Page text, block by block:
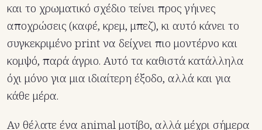
και το χρωματικό σχέδιο τείνει προς γήινες
αποχρώσεις (καφέ, κρεμ, μπεζ), κι αυτό κάνει το
συγκεκριμένο print να δείχνει πιο μοντέρνο και
κομψό, παρά άγριο. Αυτό τα καθιστά κατάλληλα
όχι μόνο για μια ιδιαίτερη έξοδο, αλλά και για
κάθε μέρα.
Αν θέλατε ένα animal μοτίβο, αλλά μέχρι σήμερα